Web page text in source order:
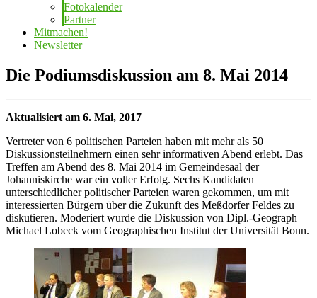
Fotokalender
Partner
Mitmachen!
Newsletter
Die Podiumsdiskussion am 8. Mai 2014
Aktualisiert am 6. Mai, 2017
Vertreter von 6 politischen Parteien haben mit mehr als 50
Diskussionsteilnehmern einen sehr informativen Abend erlebt. Das
Treffen am Abend des 8. Mai 2014 im Gemeindesaal der
Johanniskirche war ein voller Erfolg. Sechs Kandidaten
unterschiedlicher politischer Parteien waren gekommen, um mit
interessierten Bürgern über die Zukunft des Meßdorfer Feldes zu
diskutieren. Moderiert wurde die Diskussion von Dipl.-Geograph
Michael Lobeck vom Geographischen Institut der Universität Bonn.